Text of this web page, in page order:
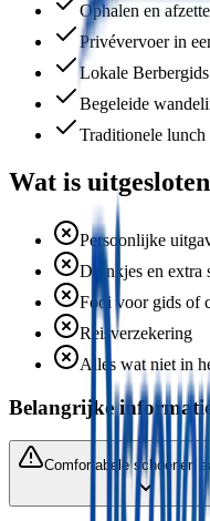
Ophalen en
Privévervoer in
Lokale
Begeleide
Traditionele
Wat is uitgesloten
Persoonlijke
Drankjes en extra
Fooi voor gids of
Reisverzekering
Alles wat niet in
Belangrijke
Comfortabele schoenen